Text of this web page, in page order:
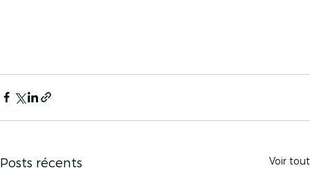
Posts récents Voir tout